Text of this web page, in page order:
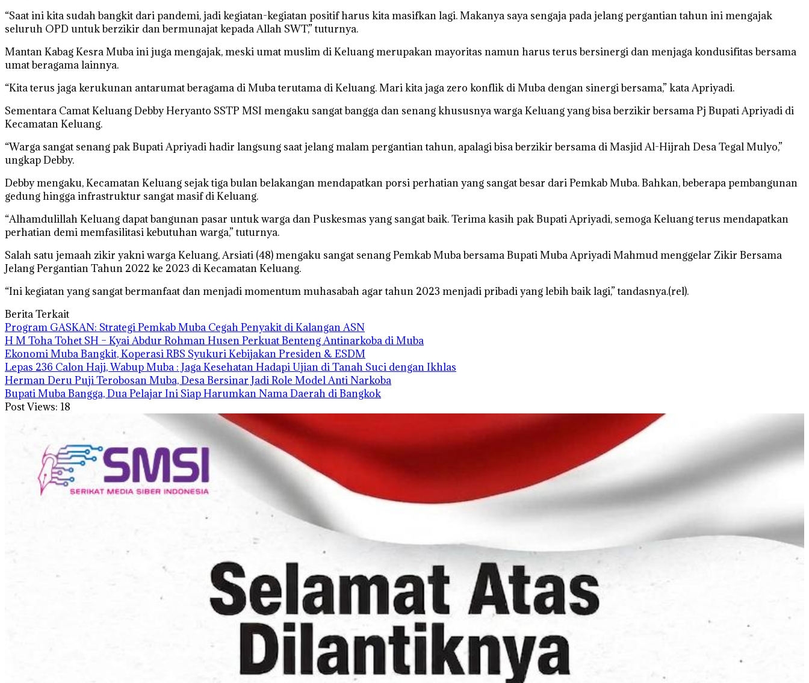
“Saat ini kita sudah bangkit dari pandemi, jadi kegiatan-kegiatan positif harus kita masifkan lagi. Makanya saya sengaja pada jelang pergantian tahun ini mengajak
seluruh OPD untuk berzikir dan bermunajat kepada Allah SWT,” tuturnya.
Mantan Kabag Kesra Muba ini juga mengajak, meski umat muslim di Keluang merupakan mayoritas namun harus terus bersinergi dan menjaga kondusifitas bersama
umat beragama lainnya.
“Kita terus jaga kerukunan antarumat beragama di Muba terutama di Keluang. Mari kita jaga zero konflik di Muba dengan sinergi bersama,” kata Apriyadi.
Sementara Camat Keluang Debby Heryanto SSTP MSI mengaku sangat bangga dan senang khususnya warga Keluang yang bisa berzikir bersama Pj Bupati Apriyadi di
Kecamatan Keluang.
“Warga sangat senang pak Bupati Apriyadi hadir langsung saat jelang malam pergantian tahun, apalagi bisa berzikir bersama di Masjid Al-Hijrah Desa Tegal Mulyo,”
ungkap Debby.
Debby mengaku, Kecamatan Keluang sejak tiga bulan belakangan mendapatkan porsi perhatian yang sangat besar dari Pemkab Muba. Bahkan, beberapa pembangunan
gedung hingga infrastruktur sangat masif di Keluang.
“Alhamdulillah Keluang dapat bangunan pasar untuk warga dan Puskesmas yang sangat baik. Terima kasih pak Bupati Apriyadi, semoga Keluang terus mendapatkan
perhatian demi memfasilitasi kebutuhan warga,” tuturnya.
Salah satu jemaah zikir yakni warga Keluang, Arsiati (48) mengaku sangat senang Pemkab Muba bersama Bupati Muba Apriyadi Mahmud menggelar Zikir Bersama
Jelang Pergantian Tahun 2022 ke 2023 di Kecamatan Keluang.
“Ini kegiatan yang sangat bermanfaat dan menjadi momentum muhasabah agar tahun 2023 menjadi pribadi yang lebih baik lagi,” tandasnya.(rel).
Berita Terkait
Program GASKAN: Strategi Pemkab Muba Cegah Penyakit di Kalangan ASN
H M Toha Tohet SH – Kyai Abdur Rohman Husen Perkuat Benteng Antinarkoba di Muba
Ekonomi Muba Bangkit, Koperasi RBS Syukuri Kebijakan Presiden & ESDM
Lepas 236 Calon Haji, Wabup Muba : Jaga Kesehatan Hadapi Ujian di Tanah Suci dengan Ikhlas
Herman Deru Puji Terobosan Muba, Desa Bersinar Jadi Role Model Anti Narkoba
Bupati Muba Bangga, Dua Pelajar Ini Siap Harumkan Nama Daerah di Bangkok
Post Views: 18